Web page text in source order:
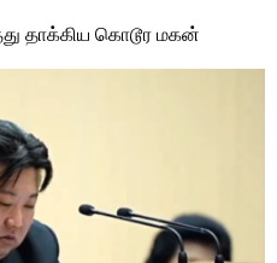
தாக்கிய கொடூர மகன்